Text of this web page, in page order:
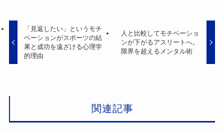
「見返したい」というモチ
ベーションがスポーツの結
果と成功を遠ざける心理学
的理由
人と比較してモチベーショ
ンが下がるアスリートへ。
限界を超えるメンタル術
関連記事